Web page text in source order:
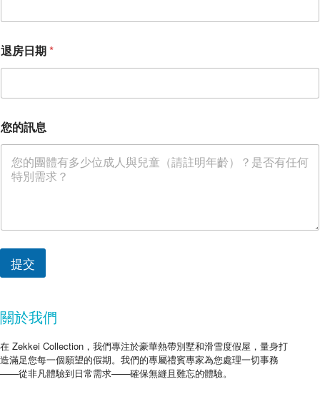
訊
退房日期*
您的訊息
提交
關於我們
在 Zekkei Collection，我們專注於豪華熱帶別墅和滑雪度假屋，量身打
造滿足您每一個願望的假期。我們的專屬禮賓專家為您處理一切事務
——從非凡體驗到日常需求——確保無縫且難忘的體驗。